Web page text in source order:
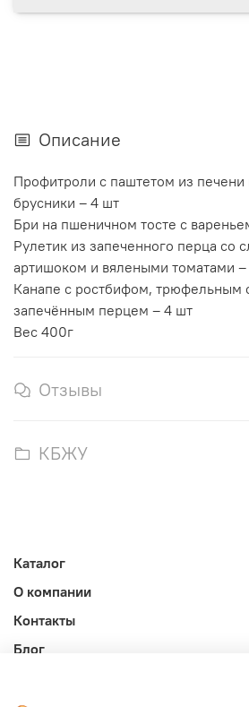
Описание
Профитроли с паштетом из
брусники – 4 шт
Бри на пшеничном тосте с
Рулетик из запеченного перца со
артишоком и вялеными томатами
Канапе с ростбифом, трюфельным
запечённым перцем – 4 шт
Вес 400г
Отзывы
КБЖУ
Каталог
О компании
Контакты
Блог